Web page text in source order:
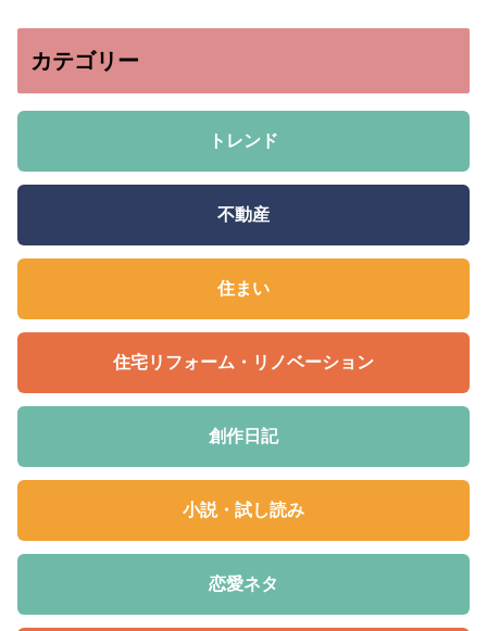
カテゴリー
トレンド
不動産
住まい
住宅リフォーム・リノベーション
創作日記
小説・試し読み
恋愛ネタ